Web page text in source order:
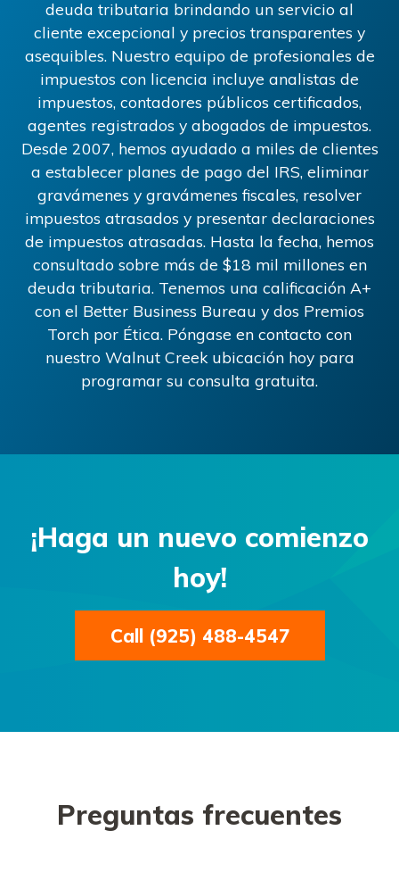
deuda tributaria brindando un servicio al
cliente excepcional y precios transparentes y
asequibles. Nuestro equipo de profesionales de
impuestos con licencia incluye analistas de
impuestos, contadores públicos certificados,
agentes registrados y abogados de impuestos.
Desde 2007, hemos ayudado a miles de clientes
a establecer planes de pago del IRS, eliminar
gravámenes y gravámenes fiscales, resolver
impuestos atrasados ​​y presentar declaraciones
de impuestos atrasadas. Hasta la fecha, hemos
consultado sobre más de $18 mil millones en
deuda tributaria. Tenemos una calificación A+
con el Better Business Bureau y dos Premios
Torch por Ética. Póngase en contacto con
nuestro Walnut Creekubicación hoy para
programar su consulta gratuita.
¡Haga un nuevo comienzo
hoy!
Call (925) 488-4547
Preguntas frecuentes